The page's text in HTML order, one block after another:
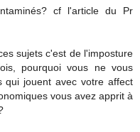
cf l'article du Pr
sujets c'est de l'imposture
pourquoi vous ne vous
qui jouent avec votre affect
vous avez apprit à